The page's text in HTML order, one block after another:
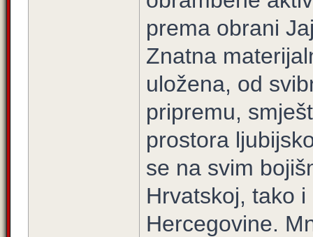
prema obrani
Znatna
uložena, od
pripremu,
prostora
se na svim
Hrvatskoj, tako
Hercegovine.